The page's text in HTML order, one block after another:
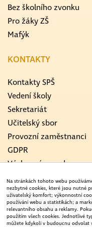
Bez školního zvonku
Pro žáky ZŠ
Mafýk
KONTAKTY
Kontakty SPŠ
Vedení školy
Sekretariát
Učitelský sbor
Provozní zaměstnanci
GDPR
Výchovný poradce
Školní metodik prevence
ICT koordinátor
Koordinátor EVVO
Středisko odborného
Na stránkách tohoto webu
nezbytné cookies, které jsou nutné
uživatelský komfort; výkonnostní
používání webu a statistikách; a
relevantního obsahu a reklamy.
použitím všech cookies. Jednotlivé
můžete kdykoli v budoucnu odvolat v